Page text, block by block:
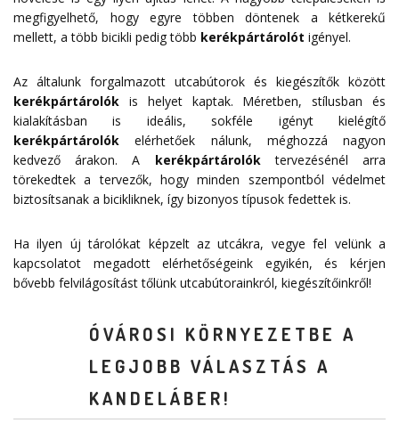
megfigyelhető, hogy egyre többen döntenek a kétkerekű
mellett, a több bicikli pedig több kerékpártárolót igényel.
Az általunk forgalmazott utcabútorok és kiegészítők között
kerékpártárolók is helyet kaptak. Méretben, stílusban és
kialakításban is ideális, sokféle igényt kielégítő
kerékpártárolók elérhetőek nálunk, méghozzá nagyon
kedvező árakon. A kerékpártárolóktervezésénél arra
törekedtek a tervezők, hogy minden szempontból védelmet
biztosítsanak a bicikliknek, így bizonyos típusok fedettek is.
Ha ilyen új tárolókat képzelt az utcákra, vegye fel velünk a
kapcsolatot megadottelérhetőségeink egyikén, és kérjen
bővebb felvilágosítást tőlünk utcabútorainkról, kiegészítőinkről!
ÓVÁROSI KÖRNYEZETBE A
LEGJOBB VÁLASZTÁS A
KANDELÁBER!